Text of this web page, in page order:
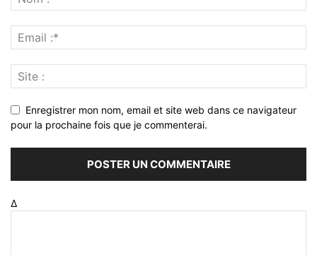
Enregistrer mon nom, email et site web dans ce navigateur
pour la prochaine fois que je commenterai.
Δ